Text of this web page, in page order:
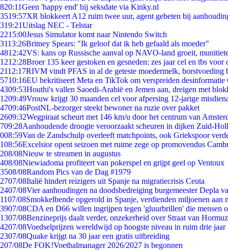
820:11Geen 'happy end' bij seksdate via Kinky.nl
3519:57XR blokkeert A12 ruim twee uur, agent gebeten bij
319:21Uitslag NEC - Telstar
2215:00Jesus Simulator komt naar Nintendo Switch
3113:26Britney Spears: "Ik geloof dat ik heb gefaald als moeder"
4812:42VS: kans op Russische aanval op NAVO-land groeit,
1212:28Broer 135 keer gestoken en gesneden: zes jaar cel en tbs voor
2112:17RIVM vindt PFAS in al de geteste moedermelk, borstvoeding
5710:16EU bekritiseert Meta en TikTok om verspreiden desinformatie
4309:53Houthi's vallen Saoedi-Arabië en Jemen aan, dreigen met
1209:49Vrouw krijgt 30 maanden cel voor afpersing 12-jarige
4709:46PostNL-bezorger steekt bewoner na ruzie over pakket
2609:32Wegpiraat scheurt met 146 km/u door het centrum van
709:28Aanhoudende droogte veroorzaakt scheuren in dijken Zuid-
008:59Van de Zandschulp overleeft matchpoints, ook Griekspoor
108:56Excelsior opent seizoen met ruime zege op promovendus
208/08Nieuw te streamen in augustus
408/08Niewiadoma profiteert van pokerspel en grijpt geel op Ventoux
3508/08Random Pics van de Dag #1979
2707/08Italië hindert reizigers uit Spanje na migratiecrisis Ceuta
2407/08Vier aanhoudingen na doodsbedreiging burgemeester Depla
1107/08Smokkelbende opgerold in Spanje, verdienden miljoenen aan
3907/08CDA en D66 willen ingrijpen tegen 'gluurbrillen' die mensen
1307/08Benzineprijs daalt verder, onzekerheid over Straat van
4207/08Voedselprijzen wereldwijd op hoogste niveau in ruim drie jaar
2307/08Quake krijgt na 30 jaar een gratis uitbreiding
207/08De FOK!Voetbalmanager 2026/2027 is begonnen